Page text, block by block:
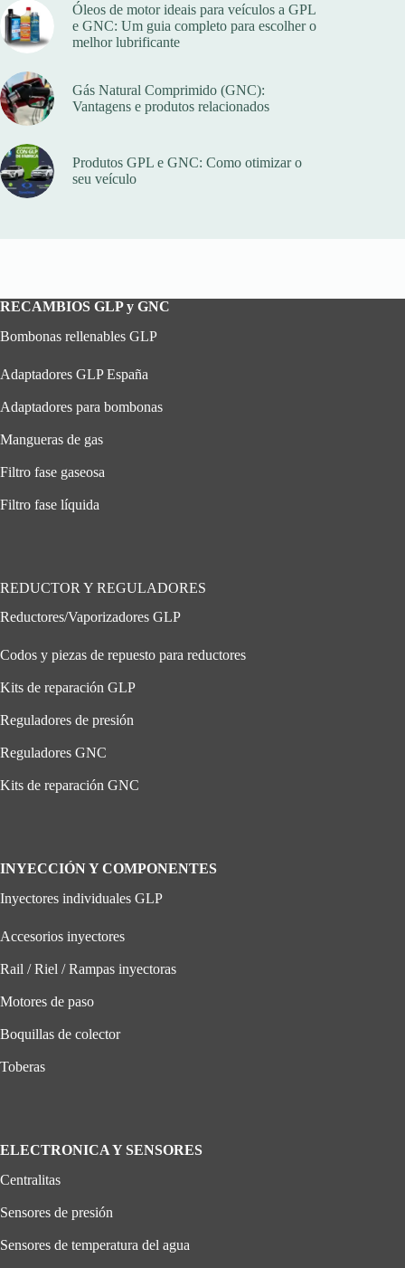
Óleos de motor ideais para veículos a GPL
e GNC: Um guia completo para escolher o
melhor lubrificante
Gás Natural Comprimido (GNC):
Vantagens e produtos relacionados
Produtos GPL e GNC: Como otimizar o
seu veículo
RECAMBIOS GLP y GNC
Bombonas rellenables GLP
Adaptadores GLP España
Adaptadores para bombonas
Mangueras de gas
Filtro fase gaseosa
Filtro fase líquida
REDUCTOR Y REGULADORES
Reductores/Vaporizadores GLP
Codos y piezas de repuesto para reductores
Kits de reparación GLP
Reguladores de presión
Reguladores GNC
Kits de reparación GNC
INYECCIÓN Y COMPONENTES
Inyectores individuales GLP
Accesorios inyectores
Rail / Riel / Rampas inyectoras
Motores de paso
Boquillas de colector
Toberas
ELECTRONICA Y SENSORES
Centralitas
Sensores de presión
Sensores de temperatura del agua